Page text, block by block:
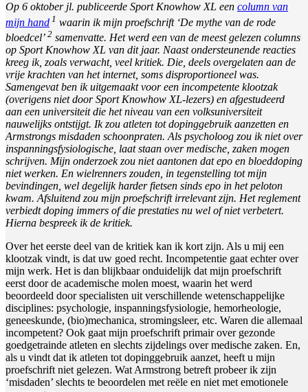
Op 6 oktober jl. publiceerde Sport Knowhow XL een column van
mijn hand 1 waarin ik mijn proefschrift ‘De mythe van de rode
bloedcel’ 2 samenvatte. Het werd een van de meest gelezen columns
op Sport Knowhow XL van dit jaar. Naast ondersteunende reacties
kreeg ik, zoals verwacht, veel kritiek. Die, deels overgelaten aan de
vrije krachten van het internet, soms disproportioneel was.
Samengevat ben ik uitgemaakt voor een incompetente klootzak
(overigens niet door Sport Knowhow XL-lezers) en afgestudeerd
aan een universiteit die het niveau van een volksuniversiteit
nauwelijks ontstijgt. Ik zou atleten tot dopinggebruik aanzetten en
Armstrongs misdaden schoonpraten. Als psycholoog zou ik niet over
inspanningsfysiologische, laat staan over medische, zaken mogen
schrijven. Mijn onderzoek zou niet aantonen dat epo en bloeddoping
niet werken. En wielrenners zouden, in tegenstelling tot mijn
bevindingen, wel degelijk harder fietsen sinds epo in het peloton
kwam. Afsluitend zou mijn proefschrift irrelevant zijn. Het reglement
verbiedt doping immers of die prestaties nu wel of niet verbetert.
Hierna bespreek ik de kritiek.
Over het eerste deel van de kritiek kan ik kort zijn. Als u mij een
klootzak vindt, is dat uw goed recht. Incompetentie gaat echter over
mijn werk. Het is dan blijkbaar onduidelijk dat mijn proefschrift
eerst door de academische molen moest, waarin het werd
beoordeeld door specialisten uit verschillende wetenschappelijke
disciplines: psychologie, inspanningsfysiologie, hemorheologie,
geneeskunde, (bio)mechanica, stromingsleer, etc. Waren die allemaal
incompetent? Ook gaat mijn proefschrift primair over gezonde
goedgetrainde atleten en slechts zijdelings over medische zaken. En,
als u vindt dat ik atleten tot dopinggebruik aanzet, heeft u mijn
proefschrift niet gelezen. Wat Armstrong betreft probeer ik zijn
‘misdaden’ slechts te beoordelen met reële en niet met emotionele